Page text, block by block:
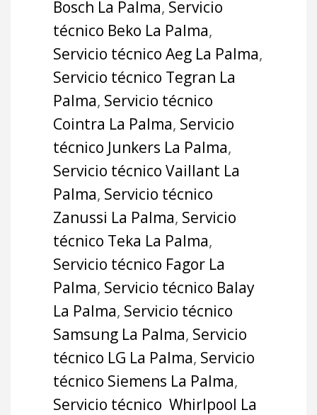
Bosch La Palma, Servicio
técnico Beko La Palma,
Servicio técnico Aeg La Palma,
Servicio técnico Tegran La
Palma, Servicio técnico
Cointra La Palma, Servicio
técnico Junkers La Palma,
Servicio técnico Vaillant La
Palma, Servicio técnico
Zanussi La Palma, Servicio
técnico Teka La Palma,
Servicio técnico Fagor La
Palma, Servicio técnico Balay
La Palma, Servicio técnico
Samsung La Palma, Servicio
técnico LG La Palma, Servicio
técnico Siemens La Palma,
Servicio técnico Whirlpool La